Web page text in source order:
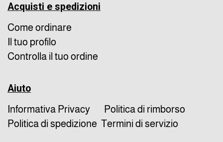
Acquisti e spedizioni
Come ordinare
Il tuo profilo
Controlla il tuo ordine
Aiuto
Informativa Privacy
Politica di rimborso
Politica di spedizione Termini di servizio